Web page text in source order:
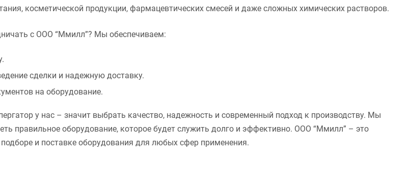
косметической продукции, фармацевтических смесей и даже сложных химических растворов.
с ООО “Ммилл”? Мы обеспечиваем:
сделки и надежную доставку.
на оборудование.
у нас – значит выбрать качество, надежность и современный подход к производству. Мы
правильное оборудование, которое будет служить долго и эффективно. ООО “Ммилл” – это
и поставке оборудования для любых сфер применения.